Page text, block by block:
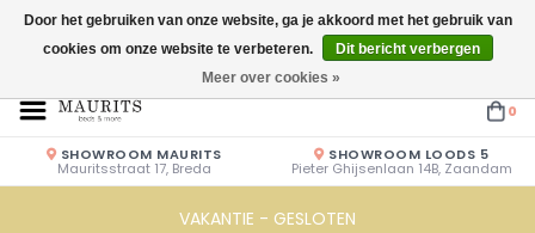
Openingstijden: Vrijdag & Zaterdag 10.00u - 17.00u of op afspraak!
0
SHOWROOM MAURITS
Mauritsstraat 17, Breda
SHOWROOM LOODS 5
Pieter Ghijsenlaan 14B, Zaandam
VAKANTIE - GESLOTEN
Door het gebruiken van onze website, ga je akkoord met het gebruik van
cookies om onze website te verbeteren.
Dit bericht verbergen
Meer over cookies »